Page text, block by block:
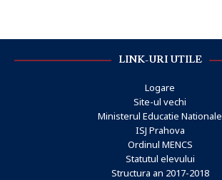
LINK-URI UTILE
Logare
Site-ul vechi
Ministerul Educatie Nationale
ISJ Prahova
Ordinul MENCS
Statutul elevului
Structura an 2017-2018